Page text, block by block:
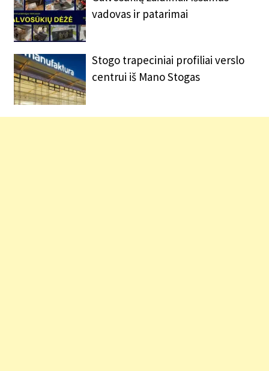
vadovas ir patarimai
Stogo trapeciniai profiliai verslo
centrui iš Mano Stogas